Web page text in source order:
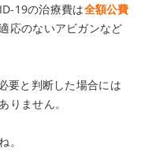
19の治療費は全額公費
応のないアビガンなど
要と判断した場合には
りません。
。